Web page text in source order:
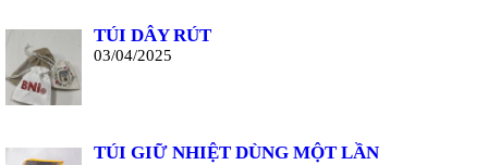
TÚI DÂY RÚT
03/04/2025
TÚI GIỮ NHIỆT DÙNG MỘT LẦN